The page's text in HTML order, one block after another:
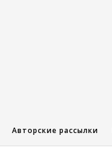
Авторские рассылки